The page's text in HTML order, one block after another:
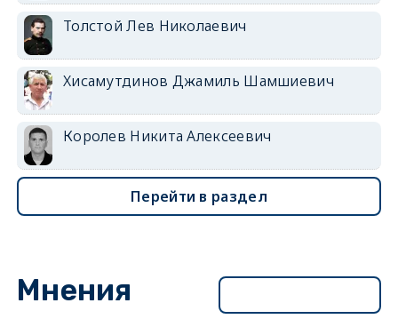
Толстой Лев Николаевич
Хисамутдинов Джамиль Шамшиевич
Королев Никита Алексеевич
Перейти в раздел
Мнения